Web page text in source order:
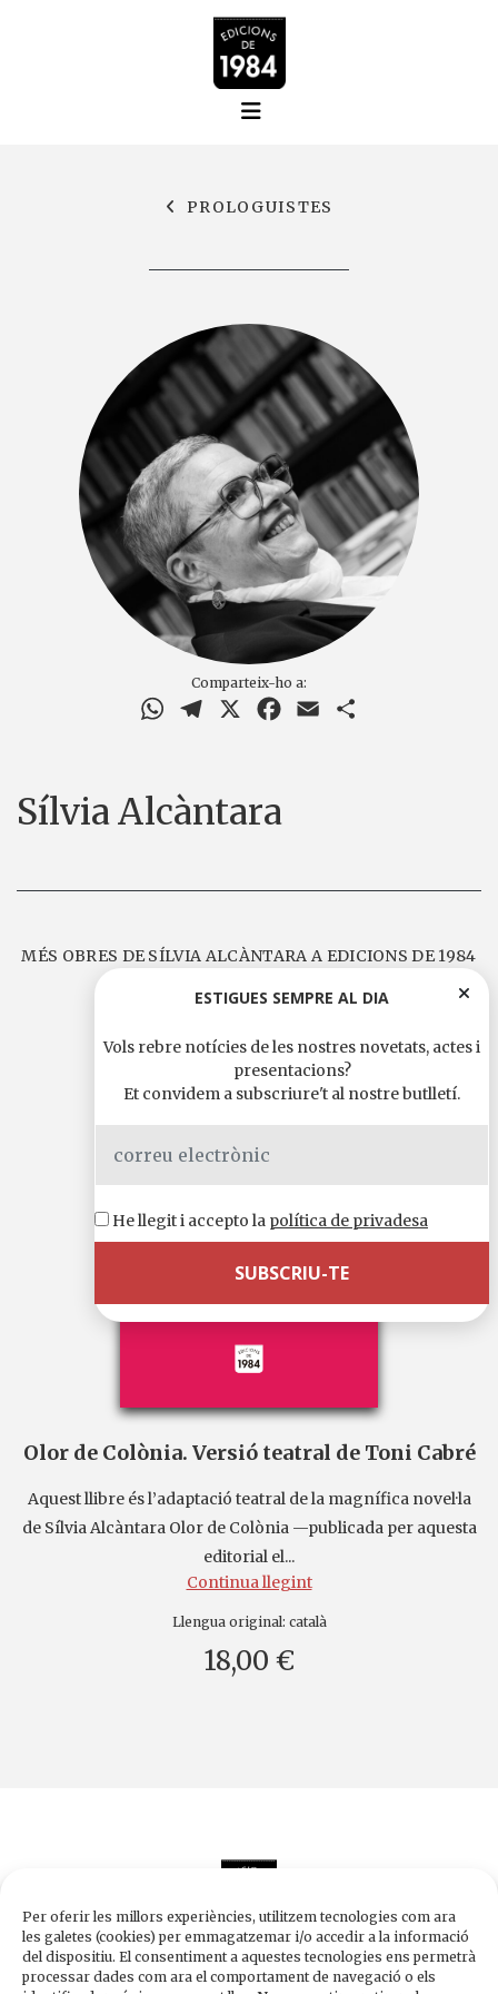
Per oferir les millors experiències, utilitzem tecnologies com ara
les galetes (cookies) per emmagatzemar i/o accedir a la informació
del dispositiu. El consentiment a aquestes tecnologies ens permetrà
processar dades com ara el comportament de navegació o els
PROLOGUISTES
Comparteix-ho a:
WhatsAppTelegram Facebook
Email
Sílvia Alcàntara
MÉS OBRES DE SÍLVIA ALCÀNTARA A EDICIONS DE 1984
Olor de Colònia. Versió teatral de Toni Cabré
Aquest llibre és l’adaptació teatral de la magnífica novel·la
de Sílvia Alcàntara Olor de Colònia —publicada per aquesta
editorial el...
Continua llegint
Llengua original: català
18,00 €
Edicions de 1984
ESTIGUES SEMPRE AL DIA
Vols rebre notícies de les nostres novetats, actes i
presentacions?
Et convidem a subscriure't al nostre butlletí.
He llegit i accepto la política de privadesa